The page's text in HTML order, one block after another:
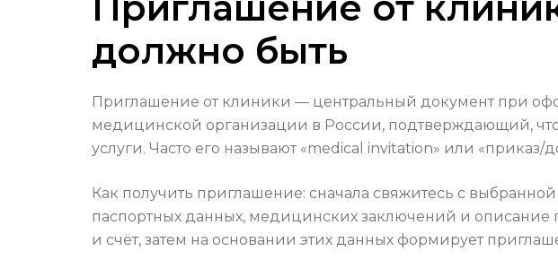
должно быть
Приглашение от клиники — центральный документ при
медицинской организации в России, подтверждающий,
услуги. Часто его называют «medical invitation» или
Как получить приглашение: сначала свяжитесь с
паспортных данных, медицинских заключений и
и счёт, затем на основании этих данных формирует